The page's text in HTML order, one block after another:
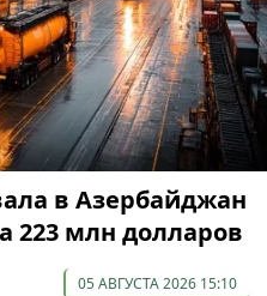
в Азербайджан
223 млн долларов
05 АВГУСТА 2026 15:10